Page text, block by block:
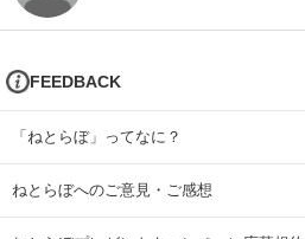
FEEDBACK
「ねとらぼ」ってなに？
ねとらぼへのご意見・ご感想